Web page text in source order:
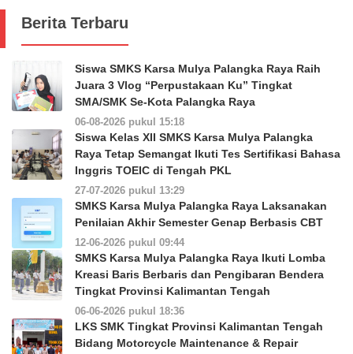
Berita Terbaru
Siswa SMKS Karsa Mulya Palangka Raya Raih
Juara 3 Vlog “Perpustakaan Ku” Tingkat
SMA/SMK Se-Kota Palangka Raya
06-08-2026 pukul 15:18
Siswa Kelas XII SMKS Karsa Mulya Palangka
Raya Tetap Semangat Ikuti Tes Sertifikasi Bahasa
Inggris TOEIC di Tengah PKL
27-07-2026 pukul 13:29
SMKS Karsa Mulya Palangka Raya Laksanakan
Penilaian Akhir Semester Genap Berbasis CBT
12-06-2026 pukul 09:44
SMKS Karsa Mulya Palangka Raya Ikuti Lomba
Kreasi Baris Berbaris dan Pengibaran Bendera
Tingkat Provinsi Kalimantan Tengah
06-06-2026 pukul 18:36
LKS SMK Tingkat Provinsi Kalimantan Tengah
Bidang Motorcycle Maintenance & Repair